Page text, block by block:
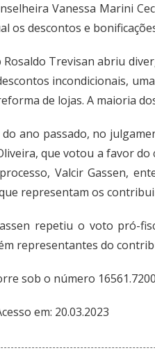
Vanessa Marini
os descontos e
Rosaldo Trevisan abriu
incondicionais,
de lojas. A maioria
ano passado, no
que votou a favor
Valcir Gassen,
representam os
repetiu o voto pró-
representantes do
sob o número
em: 20.03.2023